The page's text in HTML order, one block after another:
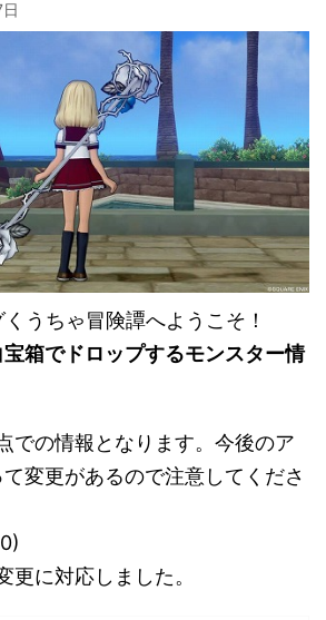
うちゃ冒険譚へようこそ！
箱でドロップするモンスター情
での情報となります。今後のア
変更があるので注意してくださ
更に対応しました。